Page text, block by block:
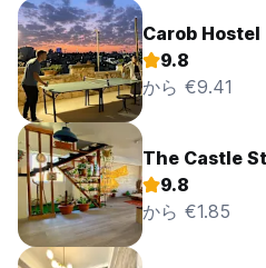
Carob Hostel
9.8
から €9.41
The Castle
9.8
から €1.85